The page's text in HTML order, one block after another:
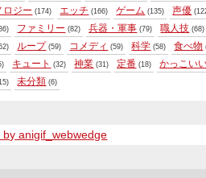
ロジー (174) エッチ (166) ゲーム (135) 声優
ファミリー (82) 兵器・軍事 (79) 職人技 (68)
ループ (59) コメディ (59) 科学 (58) 食べ物
キュート (32) 神業 (31) 定番 (18) かっこい
未分類 (6)
by anigif_webwedge